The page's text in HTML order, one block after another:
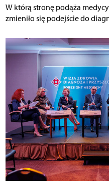
W którą stronę podąża
zmieniło się podejście do